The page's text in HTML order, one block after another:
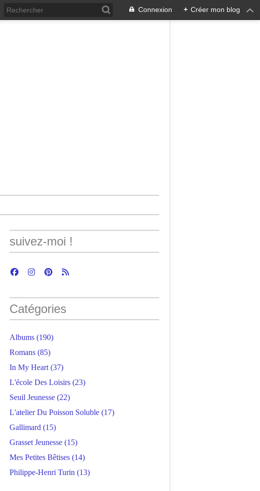
Connexion + Créer mon blog
suivez-moi !
Catégories
Albums (190)
Romans (85)
In My Heart (37)
L'école Des Loisirs (23)
Seuil Jeunesse (22)
L'atelier Du Poisson Soluble (17)
Gallimard (15)
Grasset Jeunesse (15)
Mes Petites Bêtises (14)
Philippe-Henri Turin (13)